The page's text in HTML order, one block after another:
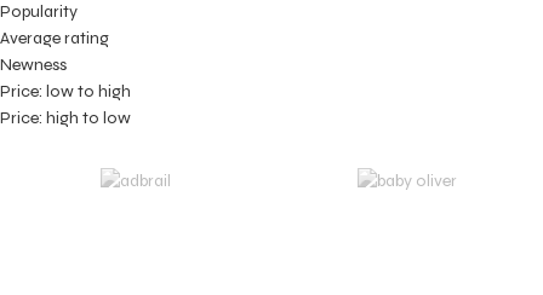
Popularity
Average rating
Newness
Price: low to high
Price: high to low